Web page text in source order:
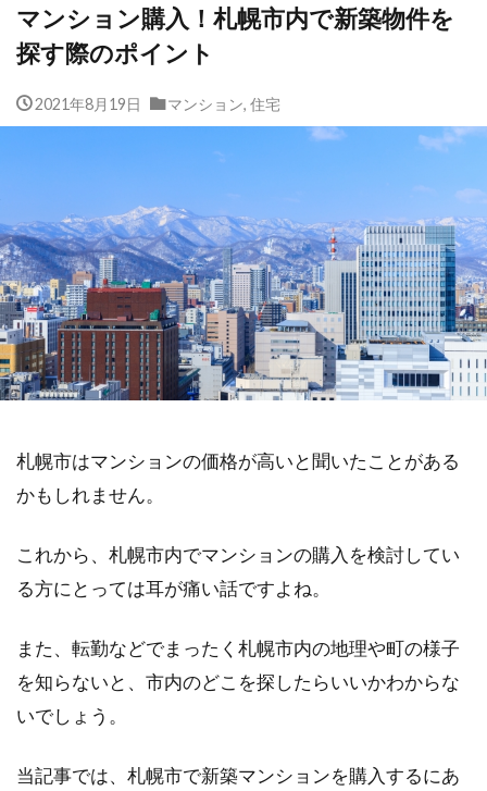
マンション購入！札幌市内で新築物件を
探す際のポイント
2021年8月19日 マンション, 住宅
札幌市はマンションの価格が高いと聞いたことがある
かもしれません。
これから、札幌市内でマンションの購入を検討してい
る方にとっては耳が痛い話ですよね。
また、転勤などでまったく札幌市内の地理や町の様子
を知らないと、市内のどこを探したらいいかわからな
いでしょう。
当記事では、札幌市で新築マンションを購入するにあ